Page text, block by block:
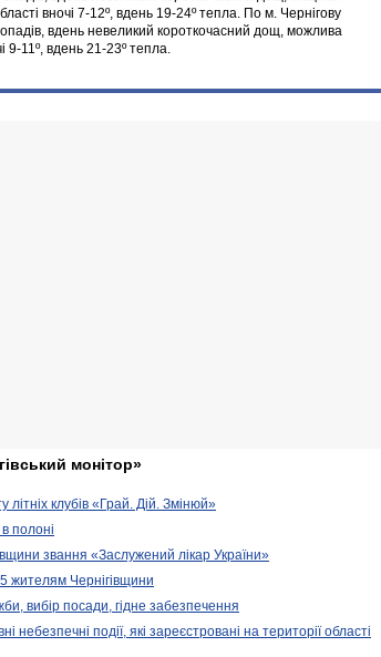
вночі 7-12º, вдень 19-24º тепла. По м. Чернігову
опадів, вдень невеликий короткочасний дощ, можлива
9-11º, вдень 21-23º тепла.
монітор»
літніх клубів «Грай. Дій. Змінюй»
полоні
звання «Заслужений лікар України»
жителям Чернігівщини
вибір посади, гідне забезпечення
небезпечні події, які зареєстровані на території області